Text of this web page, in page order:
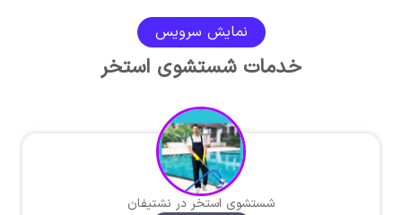
نمایش سرویس
خدمات شستشوی استخر
شستشوی استخر در نشتیفان